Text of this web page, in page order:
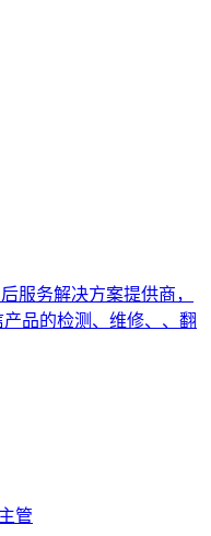
服务解决方案提供商，
品的检测、维修、、翻
管